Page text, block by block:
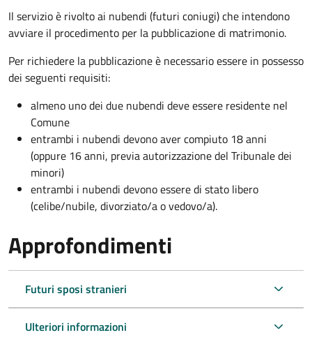
Il servizio è rivolto ai nubendi (futuri coniugi) che intendono
avviare il procedimento per la pubblicazione di matrimonio.
Per richiedere la pubblicazione è necessario essere in possesso
dei seguenti requisiti:
almeno uno dei due nubendi deve essere residente nel
Comune
entrambi i nubendi devono aver compiuto 18 anni
(oppure 16 anni, previa autorizzazione del Tribunale dei
minori)
entrambi i nubendi devono essere di stato libero
(celibe/nubile, divorziato/a o vedovo/a).
Approfondimenti
Futuri sposi stranieri
Ulteriori informazioni